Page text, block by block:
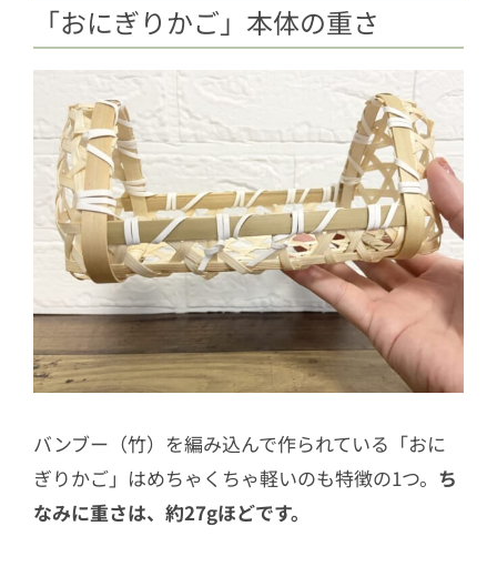
「おにぎりかご」本体の重さ
バンブー（竹）を編み込んで作られている「おに
ぎりかご」はめちゃくちゃ軽いのも特徴の1つ。 ち
なみに重さは、約27gほどです。